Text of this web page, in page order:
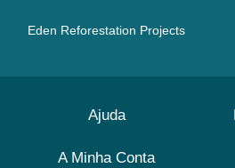
Eden Reforestation Projects
Ajuda
A Minha Conta